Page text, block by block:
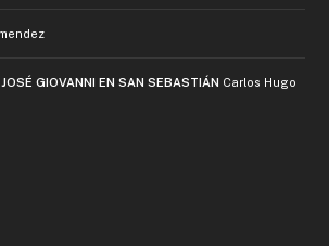
GIOVANNI EN SAN SEBASTIÁN Carlos Hugo